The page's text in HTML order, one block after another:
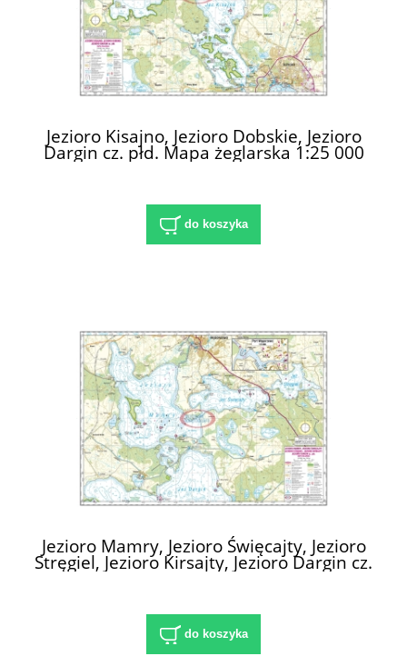
Jezioro Kisajno, Jezioro Dobskie, Jezioro
Dargin cz. płd. Mapa żeglarska 1:25 000
do koszyka
Jezioro Mamry, Jezioro Święcajty, Jezioro
Stręgiel, Jezioro Kirsajty, Jezioro Dargin cz.
płn. Mapa żeglarska 1:25 000
do koszyka